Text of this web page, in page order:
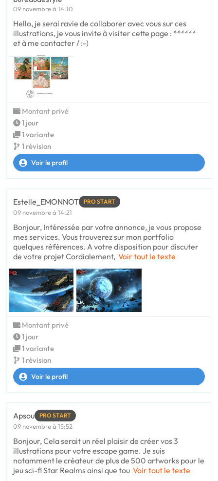
09 novembre à 14:10
Hello, je serai ravie de collaborer avec vous sur ces
illustrations, je vous invite à visiter cette page : ******
et à me contacter / :-)
Montant privé
1 jour
1 variante
1 révision
Voir le profil
Estelle_EMONNOT PRO START
09 novembre à 14:21
Bonjour, Intéressée par votre annonce, je vous propose
mes services. Vous trouverez sur mon portfolio
quelques références. A votre disposition pour discuter
de votre projet Cordialement, Voir tout le texte
Montant privé
1 jour
1 variante
1 révision
Voir le profil
Apsou PRO START
09 novembre à 15:52
Bonjour, Cela serait un réel plaisir de créer vos 3
illustrations pour votre escape game. Je suis
notamment le créateur de plus de 500 artworks pour le
jeu sci-fi Star Realms ainsi que tou Voir tout le texte